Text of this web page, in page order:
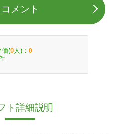
コメント
価(0 人)： 0
ト詳細説明